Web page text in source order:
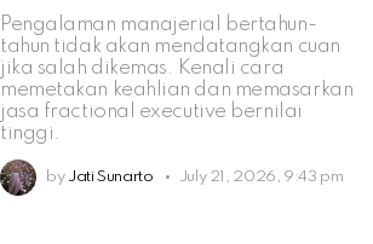
Pengalaman manajerial bertahun-
tahun tidak akan mendatangkan cuan
jika salah dikemas. Kenali cara
memetakan keahlian dan memasarkan
jasa fractional executive bernilai
tinggi.
by Jati Sunarto July 21, 2026, 9:43 pm